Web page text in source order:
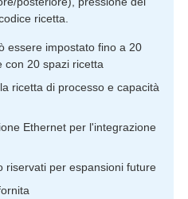
ricetta.
essere impostato fino a 20
con 20 spazi ricetta
ricetta di processo e capacità
Ethernet per l'integrazione
riservati per espansioni future